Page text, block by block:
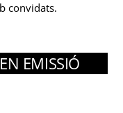
convidats.
EN EMISSIÓ